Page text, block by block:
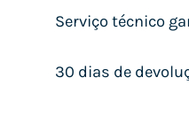
Serviço técnico
30 dias de